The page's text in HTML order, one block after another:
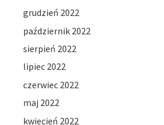
grudzień 2022
październik 2022
sierpień 2022
lipiec 2022
czerwiec 2022
maj 2022
kwiecień 2022